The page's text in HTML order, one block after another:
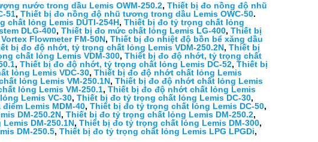
nước trong dầu Lemis OWM-250.2, Thiết bị đo nồng độ nhũ
51, Thiết bị đo nồng độ nhũ tương trong dầu Lemis OWC-50.
chất lỏng Lemis DUTI-254H, Thiết bị đo tỷ trọng chất lỏng
DLG-400, Thiết bị đo mức chất lỏng Lemis LG-400, Thiết bị
Flowmeter FM-50N, Thiết bị đo nhiệt độ bồn bể xăng dầu
bị đo độ nhớt, tỷ trọng chất lỏng Lemis VDM-250.2N, Thiết bị
chất lỏng Lemis VDM-300, Thiết bị đo độ nhớt, tỷ trọng chất
, Thiết bị đo độ nhớt, tỷ trọng chất lỏng Lemis DC-52, Thiết bị
lỏng Lemis VDC-30, Thiết bị đo độ nhớt chất lỏng Lemis
lỏng Lemis VM-250.1N, Thiết bị đo độ nhớt chất lỏng Lemis
lỏng Lemis VM-250.1, Thiết bị đo độ nhớt chất lỏng Lemis
Lemis VC-30, Thiết bị đo tỷ trọng chất lỏng Lemis DC-30,
Lemis MDM-40, Thiết bị đo tỷ trọng chất lỏng Lemis DC-50,
DM-250.2N, Thiết bị đo tỷ trọng chất lỏng Lemis DM-250.2,
DM-250.1N, Thiết bị đo tỷ trọng chất lỏng Lemis DM-300,
DM-250.5, Thiết bị đo tỷ trọng chất lỏng Lemis LPG LPGDi,